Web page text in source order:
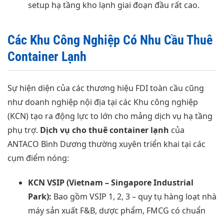
setup hạ tầng kho lạnh giai đoạn đầu rất cao.
Các Khu Công Nghiệp Có Nhu Cầu Thuê
Container Lạnh
Sự hiện diện của các thương hiệu FDI toàn cầu cũng
như doanh nghiệp nội địa tại các Khu công nghiệp
(KCN) tạo ra động lực to lớn cho mảng dịch vụ hạ tầng
phụ trợ. Dịch vụ cho thuê container lạnh của
ANTACO Bình Dương thường xuyên triển khai tại các
cụm điểm nóng:
KCN VSIP (Vietnam – Singapore Industrial
Park): Bao gồm VSIP 1, 2, 3 – quy tụ hàng loạt nhà
máy sản xuất F&B, dược phẩm, FMCG có chuẩn